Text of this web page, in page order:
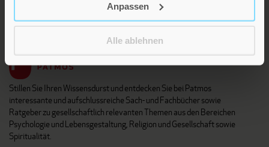
Anpassen
Alle ablehnen
Die Verlage der Verlagsgruppe Patmos
Stillen Sie Ihren Wissensdurst und entdecken Sie bei Patmos
interessante und aufschlussreiche Sach- und Fachbücher sowie
Ratgeber zu gesellschaftlich relevanten Themen aus den Bereichen
Psychologie und Lebensgestaltung, Religion und Gesellschaft sowie
Spiritualität.